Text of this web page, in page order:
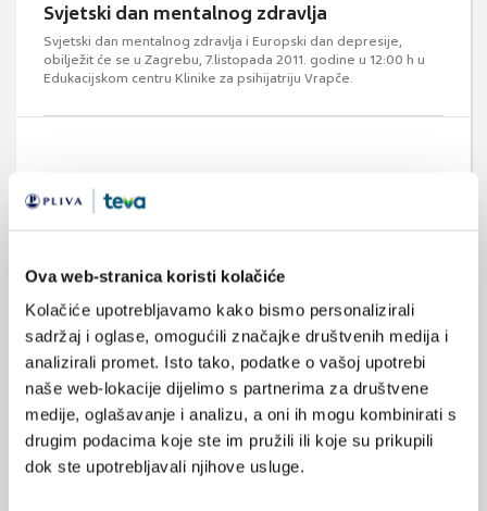
Ova web-stranica koristi kolačiće
Kolačiće upotrebljavamo kako bismo personalizirali
sadržaj i oglase, omogućili značajke društvenih medija i
analizirali promet. Isto tako, podatke o vašoj upotrebi
naše web-lokacije dijelimo s partnerima za društvene
medije, oglašavanje i analizu, a oni ih mogu kombinirati s
drugim podacima koje ste im pružili ili koje su prikupili
dok ste upotrebljavali njihove usluge.
Svjetski dan mentalnog zdravlja
Svjetski dan mentalnog zdravlja i Europski dan depresije,
obilježit će se u Zagrebu, 7.listopada 2011. godine u 12:00 h u
Edukacijskom centru Klinike za psihijatriju Vrapče.
Kombinacije antipsihotika
Začuđuje nesrazmjer između malog broja studija kombinacije
dva antipsihotika (uglavnom otvorenih, na malom broju
bolesnika) i vrlo čestog propisivanja ovakvih kombinacija u
kliničkoj praksi. Kombinirana terapija stabilizatora raspoloženja
i antipsihotika nove generacije vrlo se često primjenjuje u
kliničkoj praksi. Prednost je kraće vrijeme do postizanja
poboljšanja, veći postotak ...